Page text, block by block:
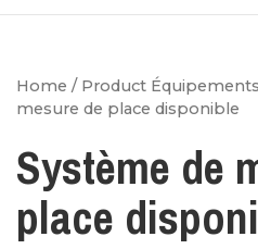
Home / Product
mesure de place disponible
Système de
place